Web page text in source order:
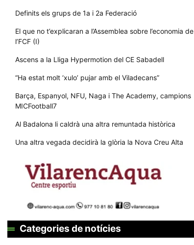
Definits els grups de 1a i 2a Federació
El que no t’explicaran a l’Assemblea sobre l’economia de
l’FCF (I)
Ascens a la Lliga Hypermotion del CE Sabadell
“Ha estat molt ‘xulo’ pujar amb el Viladecans”
Barça, Espanyol, NFU, Naga i The Academy, campions
MICFootball7
Al Badalona li caldrà una altra remuntada històrica
Una altra vegada decidirà la glòria la Nova Creu Alta
Categories de notícies